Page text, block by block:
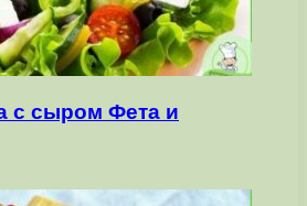
с сыром Фета и